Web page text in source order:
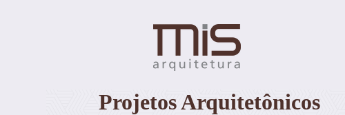
Projetos Arquitetônicos